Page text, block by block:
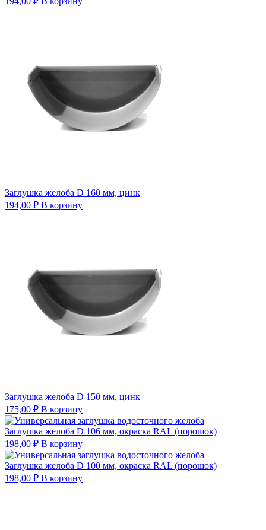
Заглушка желоба D 160 мм, цинк
194,00 ₽ В корзину
Заглушка желоба D 150 мм, цинк
175,00 ₽ В корзину
Заглушка желоба D 106 мм, окраска RAL (порошок)
198,00 ₽ В корзину
Заглушка желоба D 100 мм, окраска RAL (порошок)
198,00 ₽ В корзину